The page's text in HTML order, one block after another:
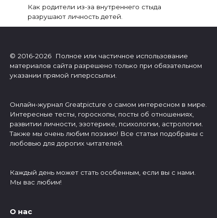
Как родители из-за внутреннего стыда
разрушают личность детей.
© 2016-2026 Полное или частичное использование
материалов сайта разрешено только при обязательном
указании прямой гиперссылки.
Онлайн-журнал Greatpicture о самом интересном в мире.
Интересные тесты, гороскопы, посты об отношениях,
развитии личности, эзотерике, психологии, астрологии.
Также мы очень любим поэзию! Все статьи подобраны с
любовью для дорогих читателей.
Каждый день может стать особенным, если вы с нами.
Мы вас любим!
О нас